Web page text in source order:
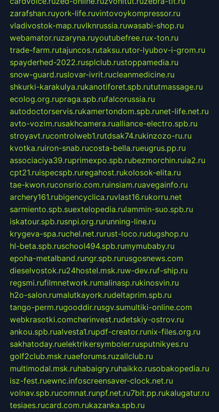
zarafshan.ruyork-life.ruvintovoykompressor.ru
vladivostok-map.ruvlknrussia.ruwasabi-shop.ru
webamator.ruzaryna.ruyoutubefree.rux-ton.ru
trade-farm.rutajuncos.rutaksu.rutor-lyubov-i-grom.ru
spayderhed-2022.rusplclub.rustoppamedia.ru
snow-guard.ruslovar-ivrit.rucleanmedicine.ru
shkurki-karakulya.rukanotiforet.spb.rututmassage.ru
ecolog.org.rupraga.spb.rufalcorussia.ru
autodoctorservis.rukamertondom.spb.runet-life.net.ru
avto-vozim.rusakhcamera.rualliance-electro.spb.ru
stroyavt.rucontrolweb1.rutdsak74.rukinzozo-ru.ru
kvotka.ruiron-snab.rucosta-bella.rueugrus.pp.ru
associaciya39.ruprimexpo.spb.rubezmorchin.ruia2.ru
cpt21.ruispecspb.ruregahost.rukolosok-elita.ru
tae-kwon.ruconsrio.com.ruinsiam.ruavegainfo.ru
archery161.rubigencyclica.ruvlast16.rukorru.net
sarmiento.spb.suextelopedia.rulammin-suo.spb.ru
iskatour.spb.rusnpi.org.rurunning-line.ru
krygeva-spa.ruchel.net.rurust-loco.rudugshop.ru
hl-beta.spb.ruschool494.spb.rumymubaby.ru
epoha-metalband.rungr.spb.rurusgosnews.com
dieselvostok.ru24hostel.msk.ruw-dev.ruf-ship.ru
regsmi.rufilmnetwork.rumalinasp.rukinosvin.ru
h2o-salon.rumalutkayork.rudeltaprim.spb.ru
tango-perm.rugooddir.rusgv.sumultiki-online.com
webkrasotki.comcherinvest.rudetskiy-ostrov.ru
ankou.spb.rualvesta1.rupdf-creator.runix-files.org.ru
sakhatoday.ruelektrikersymboler.rusputnikyes.ru
golf2club.msk.ruaeforums.ruzallclub.ru
multimodal.msk.ruhabaigry.ruhaikko.rusobakopedia.ru
isz-fest.ruewnc.infoscreensaver-clock.net.ru
volnav.spb.rucomnat.runpf.net.ru7bit.pp.rukalugatur.ru
tesiaes.rucard.com.rukazanka.spb.ru